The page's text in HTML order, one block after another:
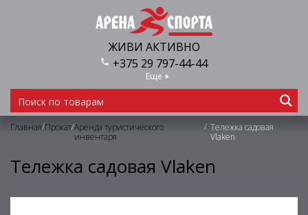
ЖИВИ АКТИВНО
+375 29 797-44-44
Еще
Главная/Прокат/Аренда туристического
инвентаря
/ Тележка садовая
Vlaken
Тележка садовая Vlaken